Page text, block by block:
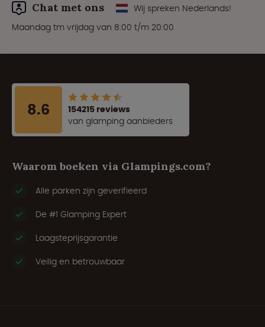
Chat met ons
Wij spreken Nederlands!
Maandag tm vrijdag van 8:00 t/m 20:00
8.6
154215 reviews
van glamping aanbieders
Waarom boeken via Glampings.com?
Alle parken zijn geverifieerd
De #1 Glamping Expert
Laagsteprijsgarantie
Veilig en betrouwbaar